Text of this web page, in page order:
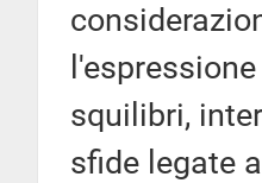
squilibri,
sfide legate